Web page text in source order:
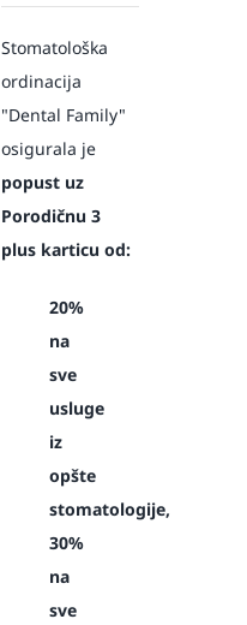
Stomatološka
ordinacija
"Dental Family"
osigurala je
popust uz
Porodičnu 3
plus karticu od:
20%
na
sve
usluge
iz
opšte
stomatologije,
30%
na
sve